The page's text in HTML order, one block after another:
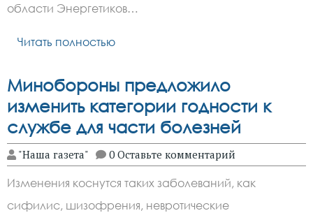
области Энергетиков…
Читать полностью
Минобороны предложило
изменить категории годности к
службе для части болезней
"Наша газета" 0 Оставьте комментарий
Изменения коснутся таких заболеваний, как
сифилис, шизофрения, невротические